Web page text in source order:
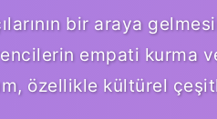
bir araya
empati kurma
özellikle kültürel